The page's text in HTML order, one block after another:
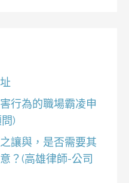
行為的職場霸凌申
)
讓與，是否需要其
？(高雄律師-公司